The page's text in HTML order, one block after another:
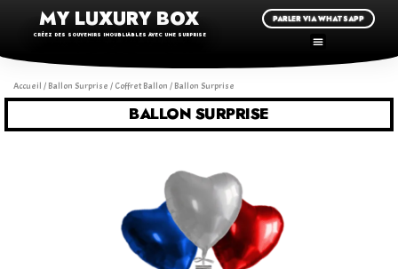
MY LUXURY BOX
CRÉEZ DES SOUVENIRS INOUBLIABLES AVEC UNE SURPRISE
PARLER VIA WHATSAPP
Accueil / Ballon Surprise / Coffret Ballon / Ballon Surprise
BALLON SURPRISE